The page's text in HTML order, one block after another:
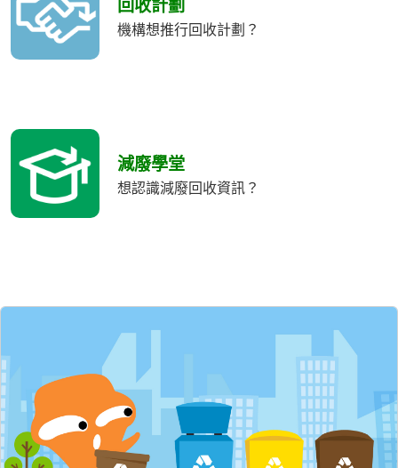
機構想推行回收計劃？
減廢學堂
想認識減廢回收資訊？